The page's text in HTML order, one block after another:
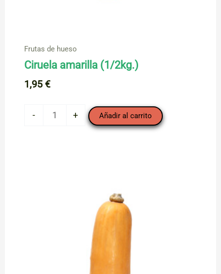
Frutas de hueso
Ciruela amarilla (1/2kg.)
1,95 €
- + Añadir al carrito